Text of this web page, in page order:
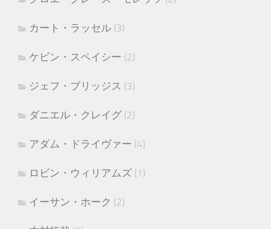
カート・ラッセル (3)
ケビン・スペイシー (2)
ジェフ・ブリッジス (3)
ダニエル・クレイグ (2)
アダム・ドライヴァー (4)
ロビン・ウィリアムズ (1)
イーサン・ホーク (2)